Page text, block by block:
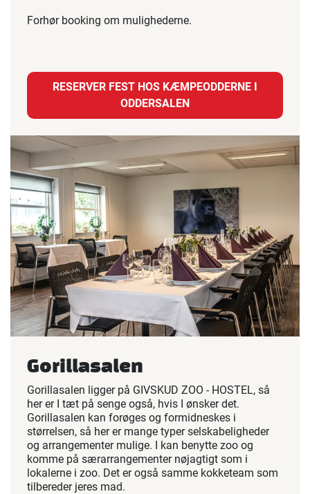
Forhør booking om mulighederne.
RESERVER FEST HOS KÆMPEODDERNE I
ODDERSALEN
Gorillasalen
Gorillasalen ligger på GIVSKUD ZOO - HOSTEL, så
her er I tæt på senge også, hvis I ønsker det.
Gorillasalen kan forøges og formidneskes i
størrelsen, så her er mange typer selskabeligheder
og arrangementer mulige. I kan benytte zoo og
komme på særarrangementer nøjagtigt som i
lokalerne i zoo. Det er også samme kokketeam som
tilbereder jeres mad.